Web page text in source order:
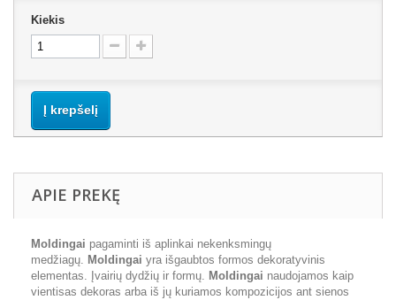
Kiekis
Į krepšelį
APIE PREKĘ
Moldingai pagaminti iš aplinkai nekenksmingų
medžiagų. Moldingai yra išgaubtos formos dekoratyvinis
elementas. Įvairių dydžių ir formų. Moldingai naudojamos kaip
vientisas dekoras arba iš jų kuriamos kompozicijos ant sienos